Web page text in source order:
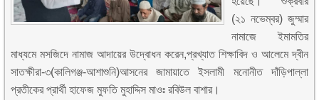
(২১ নভেম্বর) জুম্মার
নামাজে ইমামতির
মাধ্যমে মসজিদে নামাজ আদায়ের উদ্বোধন করেন,প্রখ্যাত শিক্ষাবিদ ও আলেমে দ্বীন
সাতক্ষীরা-৩(কালিগঞ্জ-আশাশুনি)আসনের জামায়াতে ইসলামী মনোনীত দাঁড়িপাল্লা
প্রতীকের প্রার্থী হাফেজ মুফতি মুহাদ্দিস মাওঃ রবিউল বাশার।